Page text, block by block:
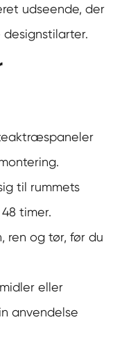
udseende, der
til rummets
timer.
ren og tør, før du
eller
anvendelse